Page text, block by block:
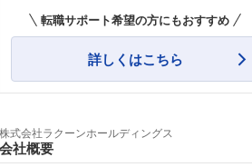
転職サポート希望の方にもおすすめ
詳しくはこちら
株式会社ラクーンホールディングス
会社概要